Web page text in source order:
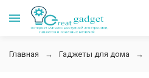
Главная Гаджеты для дома